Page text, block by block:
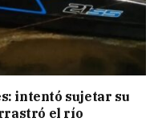
intentó sujetar su
el río